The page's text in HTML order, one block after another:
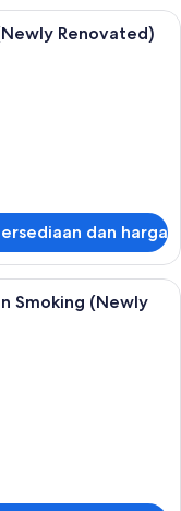
Renovated)
dan harga
ekstra lembut, brankas,
Smoking (Newly